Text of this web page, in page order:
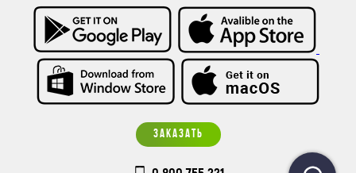
ЗАКАЗАТЬ